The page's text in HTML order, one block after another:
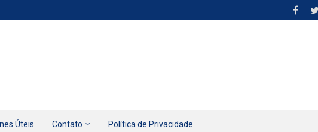
Úteis Contato Política de Privacidade